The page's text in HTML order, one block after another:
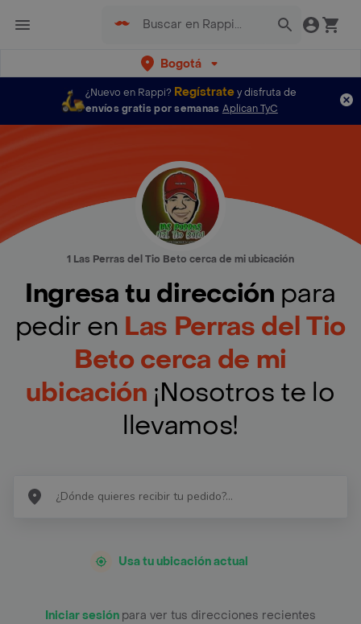
Bogotá
¿Nuevo en Rappi? Regístratey disfruta de
envíos gratis por semanas Aplican TyC
1 Las Perras del Tio Beto cerca de mi ubicación
Ingresa tu dirección para
pedir en Las Perras del Tio
Beto cerca de mi
ubicación ¡Nosotros te lo
llevamos!
Usa tu ubicación actual
Iniciar sesión para ver tus direcciones recientes